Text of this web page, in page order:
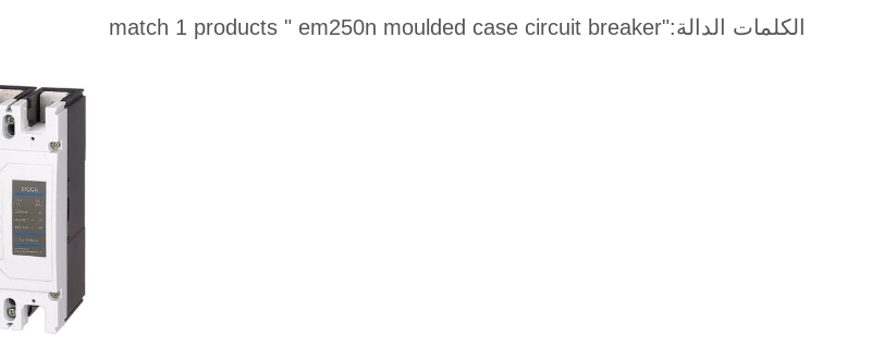
الكلمات الدالة:"em250n moulded case circuit breaker "